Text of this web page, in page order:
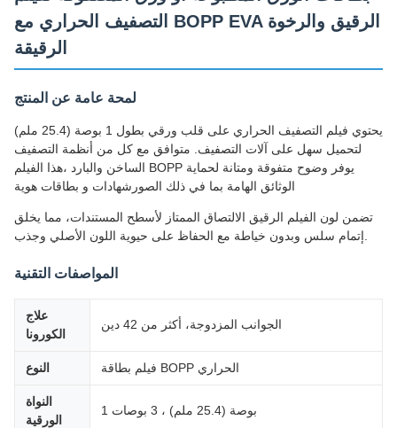
التصفيف الحراري مع BOPP EVA الرقيق والرخوة
الرقيقة
لمحة عامة عن المنتج
يحتوي فيلم التصفيف الحراري على قلب ورقي بطول 1 بوصة (25.4 ملم)
لتحميل سهل على آلات التصفيف. متوافق مع كل من أنظمة التصفيف
الساخن والبارد ،هذا الفيلم BOPP يوفر وضوح متفوقة ومتانة لحماية
الوثائق الهامة بما في ذلك الصورشهادات و بطاقات هوية
تضمن لون الفيلم الرقيق الالتصاق الممتاز لأسطح المستندات، مما يخلق
المواصفات التقنية
علاج
الكورونا
الجوانب المزدوجة، أكثر من 42 دين
النوع فيلم بطاقة BOPP الحراري
النواة
الورقية
1 بوصة (25.4 ملم) ، 3 بوصات